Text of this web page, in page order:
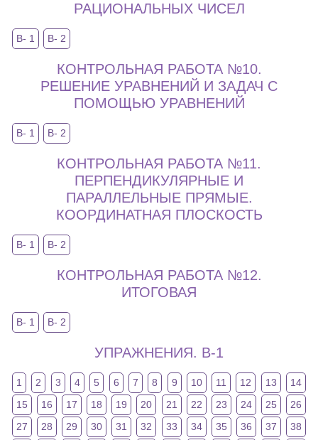
РАЦИОНАЛЬНЫХ ЧИСЕЛ
В- 1 В- 2
КОНТРОЛЬНАЯ РАБОТА №10.
РЕШЕНИЕ УРАВНЕНИЙ И ЗАДАЧ С
ПОМОЩЬЮ УРАВНЕНИЙ
В- 1 В- 2
КОНТРОЛЬНАЯ РАБОТА №11.
ПЕРПЕНДИКУЛЯРНЫЕ И
ПАРАЛЛЕЛЬНЫЕ ПРЯМЫЕ.
КООРДИНАТНАЯ ПЛОСКОСТЬ
В- 1 В- 2
КОНТРОЛЬНАЯ РАБОТА №12.
ИТОГОВАЯ
В- 1 В- 2
УПРАЖНЕНИЯ. В-1
1 2 3 4 5 6 7 8 9 10 11 12 13
14
15
16 17 18 19 20 21 22 23 24 25
26
27
28 29 30 31 32 33 34 35 36 37 38